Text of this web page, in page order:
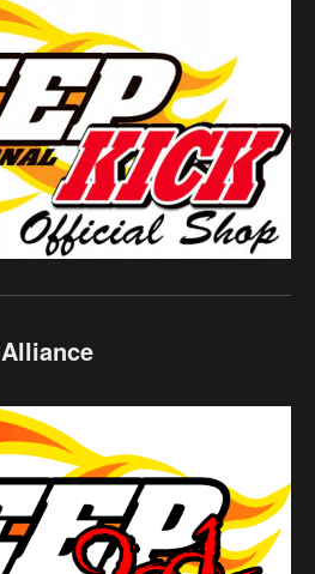
Alliance